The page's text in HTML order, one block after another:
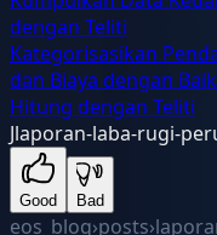
dengan Teliti
Kategorisasikan
dan Biaya dengan Baik
Hitung dengan Teliti
Jlaporan-laba-rugi-
Good Bad
eos_blog›posts›